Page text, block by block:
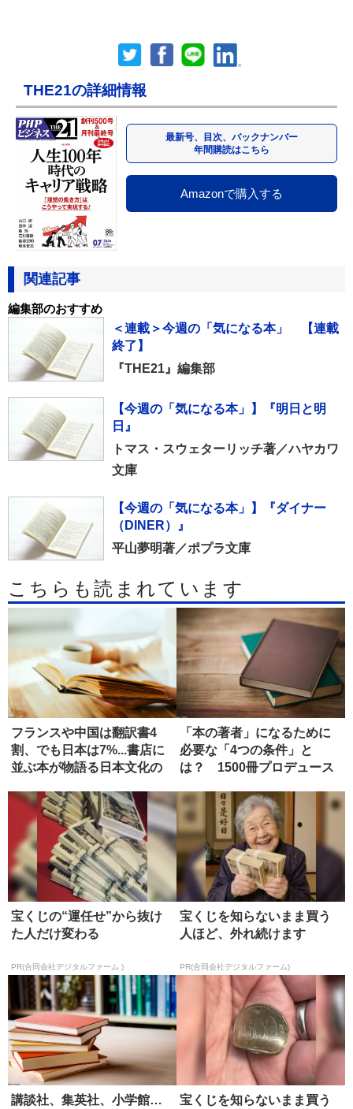
THE21の詳細情報
最新号、目次、バックナンバー
年間購読はこちら
Amazonで購入する
関連記事
編集部のおすすめ
＜連載＞今週の「気になる本」 【連載
終了】
『THE21』編集部
【今週の「気になる本」】『明日と明
日』
トマス・スウェターリッチ著／ハヤカワ
文庫
【今週の「気になる本」】『ダイナー
（DINER）』
平山夢明著／ポプラ文庫
こちらも読まれています
フランスや中国は翻訳書4
割、でも日本は7%...書店に
並ぶ本が物語る日本文化の
「本の著者」になるために
必要な「4つの条件」と
は？ 1500冊プロデュース
宝くじの“運任せ”から抜け
た人だけ変わる
PR(合同会社デジタルファーム )
宝くじを知らないまま買う
人ほど、外れ続けます
PR(合同会社デジタルファーム)
講談社、集英社、小学館…
宝くじを知らないまま買う